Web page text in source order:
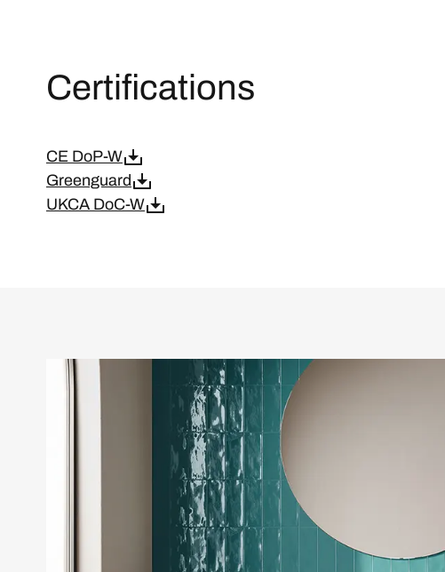
Certifications
CE DoP-W
Greenguard
UKCA DoC-W